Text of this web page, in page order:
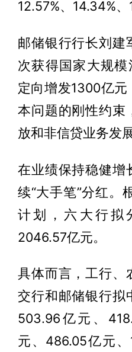
12.57%、14.34%、
邮储银行行长刘建
次获得国家大规
定向增发1300亿
本问题的刚性约束
放和非信贷业务发
在业绩保持稳健增
续“大手笔”分红。
计划，六大行拟
2046.57亿元。
具体而言，工行、
交行和邮储银行拟
503.96亿元、
元、486.05亿元、